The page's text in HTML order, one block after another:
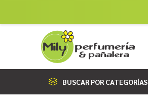
BUSCAR POR CATEGORÍAS